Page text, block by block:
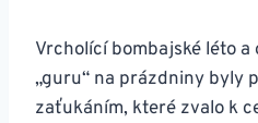
Vrcholící bombajské léto
„guru“ na prázdniny byly
zaťukáním, které zvalo k